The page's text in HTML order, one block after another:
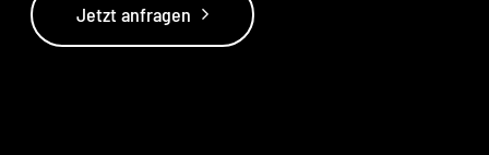
Jetzt anfragen